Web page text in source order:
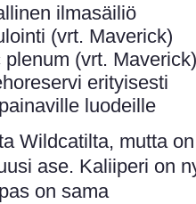
ilmasäiliö
(vrt. Maverick)
(vrt. Maverick)
erityisesti
luodeille
Wildcatilta, mutta on
ase. Kaliiperi on
on sama